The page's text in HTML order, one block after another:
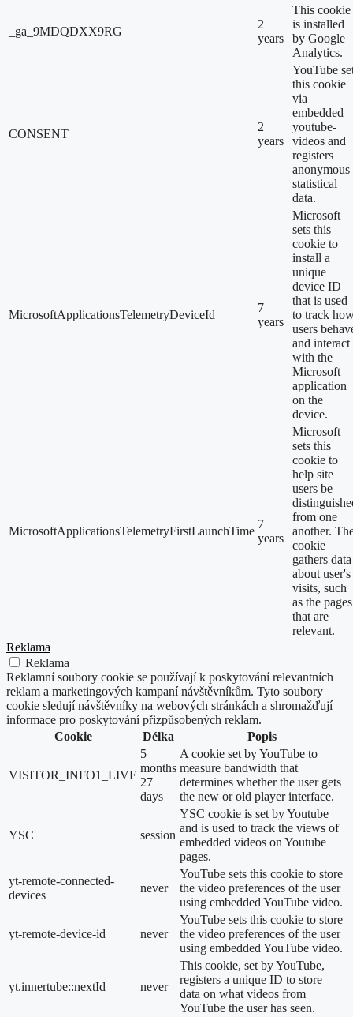
_ga_9MDQDXX9RG
2
years
This cookie
is installed
by Google
Analytics.
CONSENT
2
years
YouTube
this cookie
via
embedded
youtube-
videos and
registers
anonymous
statistical
data.
MicrosoftApplicationsTelemetryDeviceId
7
years
Microsoft
sets this
cookie to
install a
unique
device ID
that is used
to track
users
and interact
with the
Microsoft
application
on the
device.
MicrosoftApplicationsTelemetryFirstLaunchTime
7
years
Microsoft
sets this
cookie to
help site
users be
from one
another.
cookie
gathers data
about user's
visits, such
as the pages
that are
relevant.
Reklama
Reklama
Reklamní soubory cookie se používají k poskytování relevantních
reklam a marketingových kampaní návštěvníkům. Tyto soubory
cookie sledují návštěvníky na webových stránkách a shromažďují
informace pro poskytování přizpůsobených reklam.
Cookie
Délka Popis
VISITOR_INFO1_LIVE
5
months
27
days
A cookie set by YouTube to
measure bandwidth that
determines whether the user gets
the new or old player interface.
YSC session
YSC cookie is set by Youtube
and is used to track the views of
embedded videos on Youtube
pages.
yt-remote-connected-
devices
never
YouTube sets this cookie to store
the video preferences of the user
using embedded YouTube video.
yt-remote-device-id never
YouTube sets this cookie to store
the video preferences of the user
using embedded YouTube video.
yt.innertube::nextId never
This cookie, set by YouTube,
registers a unique ID to store
data on what videos from
YouTube the user has seen.